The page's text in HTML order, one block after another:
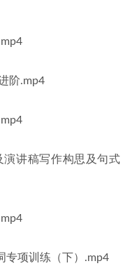
阶.mp4
讲稿写作构思及句式
专项训练（下）.mp4